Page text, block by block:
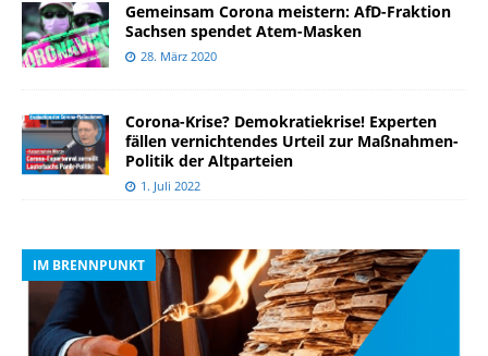
Gemeinsam Corona meistern: AfD-Fraktion
Sachsen spendet Atem-Masken
28. März 2020
Corona-Krise? Demokratiekrise! Experten
fällen vernichtendes Urteil zur Maßnahmen-
Politik der Altparteien
1. Juli 2022
IM BRENNPUNKT